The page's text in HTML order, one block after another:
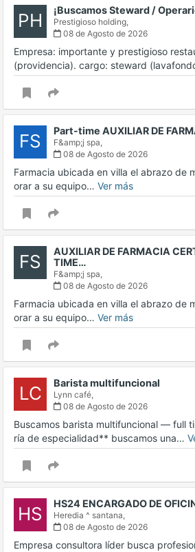
PH ¡Buscamos Steward /
Prestigioso holding,
08 de Agosto de 2026
Empresa: importante y prestigioso
(providencia). cargo: steward
FS Part-time AUXILIAR DE
F&amp;j spa,
08 de Agosto de 2026
Farmacia ubicada en villa el abrazo de
orar a su equipo… Ver más
FS
AUXILIAR DE FARMACIA
TIME…
F&amp;j spa,
08 de Agosto de 2026
Farmacia ubicada en villa el abrazo de
orar a su equipo… Ver más
LC Barista multifuncional
Lynn café,
08 de Agosto de 2026
Buscamos barista multifuncional — full
ría de especialidad** buscamos una…
HS HS24 ENCARGADO DE
Heredia ^ santana,
08 de Agosto de 2026
Empresa consultora líder busca